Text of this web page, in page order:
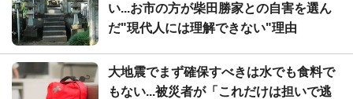
い...お市の方が柴田勝家との自害を選ん
だ"現代人には理解できない"理由
大地震でまず確保すべきは水でも食料で
もない...被災者が「これだけは担いで逃